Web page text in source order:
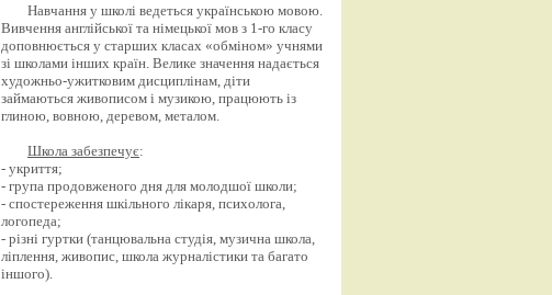
Навчання у школі ведеться українською мовою.
Вивчення англійської та німецької мов з 1-го класу
доповнюється у старших класах «обміном» учнями
зі школами інших країн. Велике значення надається
художньо-ужитковим дисциплінам, діти
займаються живописом і музикою, працюють із
глиною, вовною, деревом, металом.
Школа забезпечує:
- укриття;
- група продовженого дня для молодшої школи;
- спостереження шкільного лікаря, психолога,
логопеда;
- різні гуртки (танцювальна студія, музична школа,
ліплення, живопис, школа журналістики та багато
іншого).